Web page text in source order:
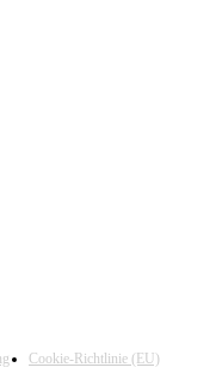
Cookie-Richtlinie (EU)